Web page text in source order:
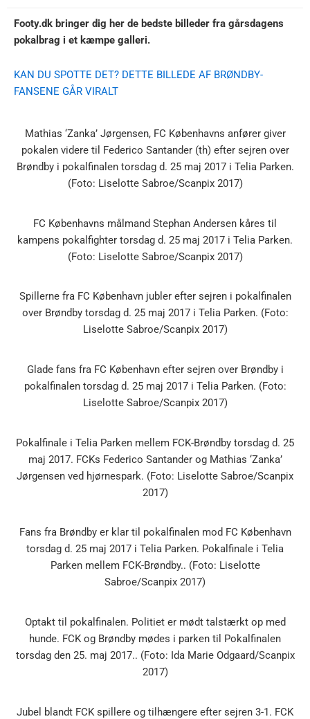
Footy.dk bringer dig her de bedste billeder fra gårsdagens
pokalbrag i et kæmpe galleri.
KAN DU SPOTTE DET? DETTE BILLEDE AF BRØNDBY-
FANSENE GÅR VIRALT
Mathias ‘Zanka’ Jørgensen, FC Københavns anfører giver
pokalen videre til Federico Santander (th) efter sejren over
Brøndby i pokalfinalen torsdag d. 25 maj 2017 i Telia Parken.
(Foto: Liselotte Sabroe/Scanpix 2017)
FC Københavns målmand Stephan Andersen kåres til
kampens pokalfighter torsdag d. 25 maj 2017 i Telia Parken.
(Foto: Liselotte Sabroe/Scanpix 2017)
Spillerne fra FC København jubler efter sejren i pokalfinalen
over Brøndby torsdag d. 25 maj 2017 i Telia Parken. (Foto:
Liselotte Sabroe/Scanpix 2017)
Glade fans fra FC København efter sejren over Brøndby i
pokalfinalen torsdag d. 25 maj 2017 i Telia Parken. (Foto:
Liselotte Sabroe/Scanpix 2017)
Pokalfinale i Telia Parken mellem FCK-Brøndby torsdag d. 25
maj 2017. FCKs Federico Santander og Mathias ‘Zanka’
Jørgensen ved hjørnespark. (Foto: Liselotte Sabroe/Scanpix
2017)
Fans fra Brøndby er klar til pokalfinalen mod FC København
torsdag d. 25 maj 2017 i Telia Parken. Pokalfinale i Telia
Parken mellem FCK-Brøndby.. (Foto: Liselotte
Sabroe/Scanpix 2017)
Optakt til pokalfinalen. Politiet er mødt talstærkt op med
hunde. FCK og Brøndby mødes i parken til Pokalfinalen
torsdag den 25. maj 2017.. (Foto: Ida Marie Odgaard/Scanpix
2017)
Jubel blandt FCK spillere og tilhængere efter sejren 3-1. FCK